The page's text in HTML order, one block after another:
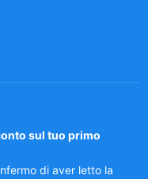
sul tuo primo
di aver letto la